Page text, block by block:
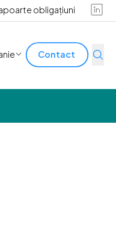
obligațiuni
Contact